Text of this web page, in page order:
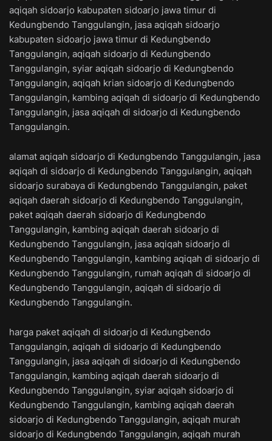
aqiqah sidoarjo kabupaten sidoarjo jawa timur di
Kedungbendo Tanggulangin, jasa aqiqah sidoarjo
kabupaten sidoarjo jawa timur di Kedungbendo
Tanggulangin, aqiqah sidoarjo di Kedungbendo
Tanggulangin, syiar aqiqah sidoarjo di Kedungbendo
Tanggulangin, aqiqah krian sidoarjo di Kedungbendo
Tanggulangin, kambing aqiqah di sidoarjo di Kedungbendo
Tanggulangin, jasa aqiqah di sidoarjo di Kedungbendo
Tanggulangin.
alamat aqiqah sidoarjo di Kedungbendo Tanggulangin, jasa
aqiqah di sidoarjo di Kedungbendo Tanggulangin, aqiqah
sidoarjo surabaya di Kedungbendo Tanggulangin, paket
aqiqah daerah sidoarjo di Kedungbendo Tanggulangin,
paket aqiqah daerah sidoarjo di Kedungbendo
Tanggulangin, kambing aqiqah daerah sidoarjo di
Kedungbendo Tanggulangin, jasa aqiqah sidoarjo di
Kedungbendo Tanggulangin, kambing aqiqah di sidoarjo di
Kedungbendo Tanggulangin, rumah aqiqah di sidoarjo di
Kedungbendo Tanggulangin, aqiqah di sidoarjo di
Kedungbendo Tanggulangin.
harga paket aqiqah di sidoarjo di Kedungbendo
Tanggulangin, aqiqah di sidoarjo di Kedungbendo
Tanggulangin, jasa aqiqah di sidoarjo di Kedungbendo
Tanggulangin, kambing aqiqah daerah sidoarjo di
Kedungbendo Tanggulangin, syiar aqiqah sidoarjo di
Kedungbendo Tanggulangin, kambing aqiqah daerah
sidoarjo di Kedungbendo Tanggulangin, aqiqah murah
sidoarjo di Kedungbendo Tanggulangin, aqiqah murah